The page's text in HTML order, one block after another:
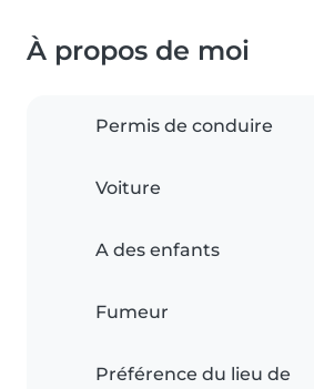
À propos de moi
Permis de conduire
Voiture
A des enfants
Fumeur
Préférence du lieu de